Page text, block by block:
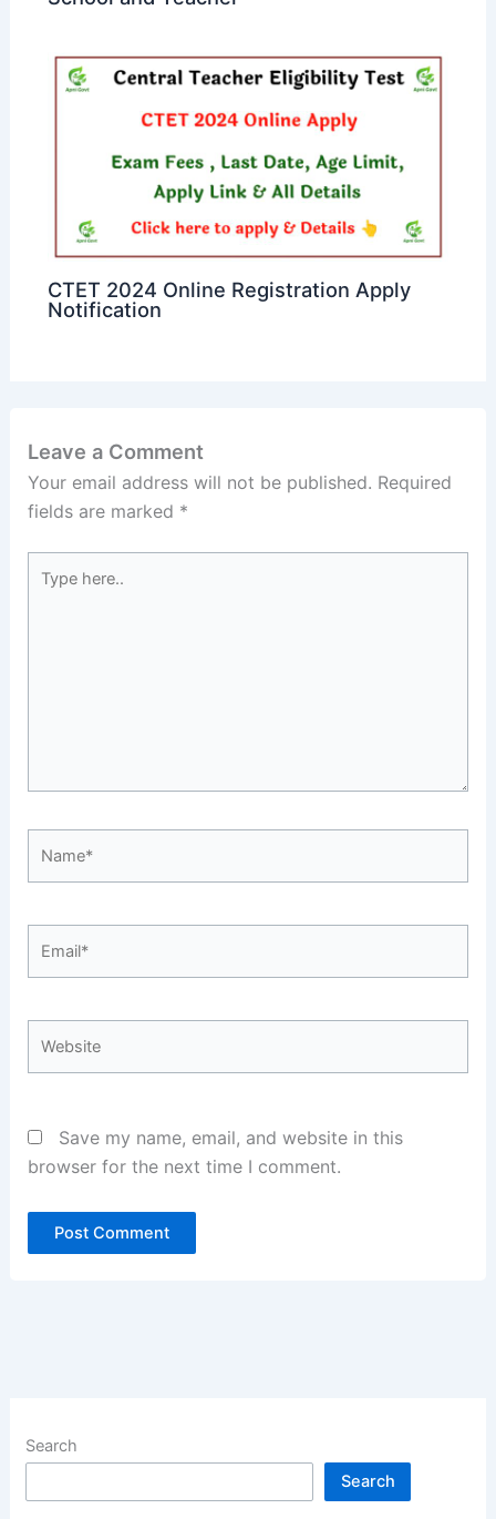
CTET 2024 Online Registration Apply
Notification
Leave a Comment
Your email address will not be published. Required
fields are marked *
here..
Save my name, email, and website in this
browser for the next time I comment.
Search
Search